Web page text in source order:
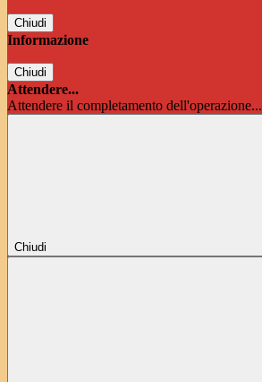
Chiudi
Informazione
Chiudi
Attendere...
Attendere il completamento dell'operazione...
Chiudi